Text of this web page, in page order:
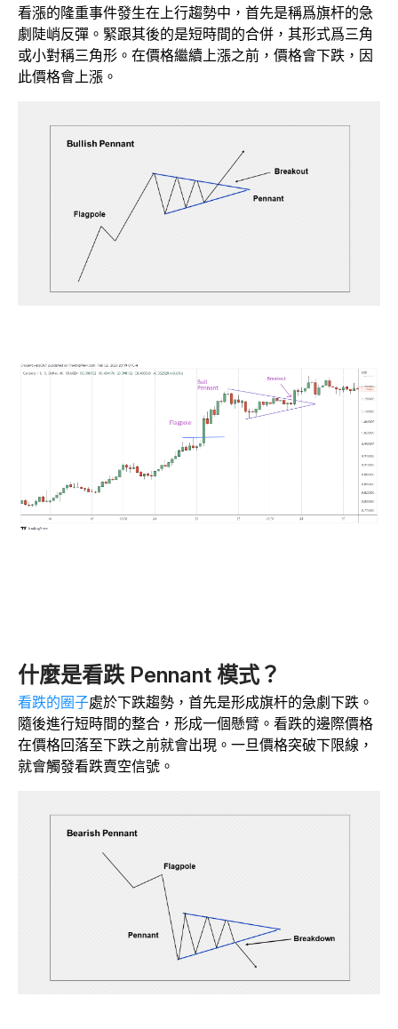
看漲的隆重事件發生在上行趨勢中，首先是稱爲旗杆的急
劇陡峭反彈。緊跟其後的是短時間的合併，其形式爲三角
或小對稱三角形。在價格繼續上漲之前，價格會下跌，因
此價格會上漲。
什麼是看跌 Pennant 模式？
看跌的圈子處於下跌趨勢，首先是形成旗杆的急劇下跌。
隨後進行短時間的整合，形成一個懸臂。看跌的邊際價格
在價格回落至下跌之前就會出現。一旦價格突破下限線，
就會觸發看跌賣空信號。